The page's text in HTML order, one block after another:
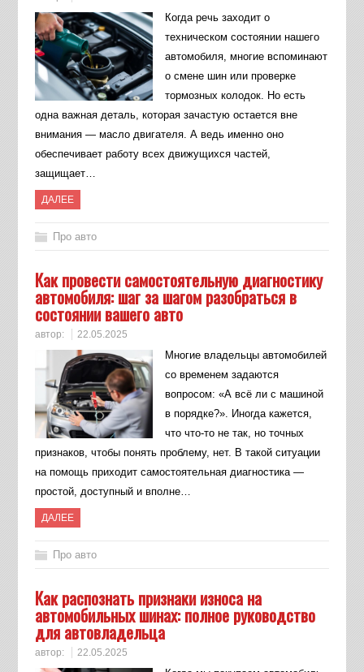
Когда речь заходит о
техническом состоянии нашего
автомобиля, многие вспоминают
о смене шин или проверке
тормозных колодок. Но есть
одна важная деталь, которая зачастую остается вне
внимания — масло двигателя. А ведь именно оно
обеспечивает работу всех движущихся частей,
защищает…
ДАЛЕЕ
Про авто
Как провести самостоятельную диагностику
автомобиля: шаг за шагом разобраться в
состоянии вашего авто
автор: 22.05.2025
Многие владельцы автомобилей
со временем задаются
вопросом: «А всё ли с машиной
в порядке?». Иногда кажется,
что что-то не так, но точных
признаков, чтобы понять проблему, нет. В такой ситуации
на помощь приходит самостоятельная диагностика —
простой, доступный и вполне…
ДАЛЕЕ
Про авто
Как распознать признаки износа на
автомобильных шинах: полное руководство
для автовладельца
автор: 22.05.2025